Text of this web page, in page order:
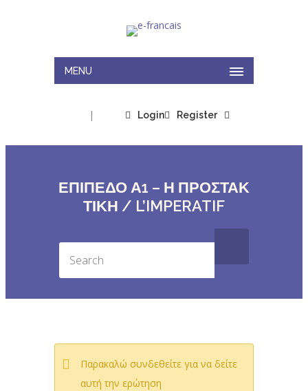
MENU
Login
| Register
ΕΠΙΠΕΔΟ Α1 – Η ΠΡΟΣΤΑΚ
ΤΙΚΗ / L’IMPERATIF
Παρακαλώ συνδεθείτε για να δείτε
αυτή την ερώτηση